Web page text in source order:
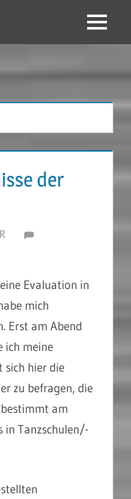
Menü
der
Evaluation in
mich
Erst am Abend
ich meine
sich hier die
zu befragen, die
am
in Tanzschulen/-